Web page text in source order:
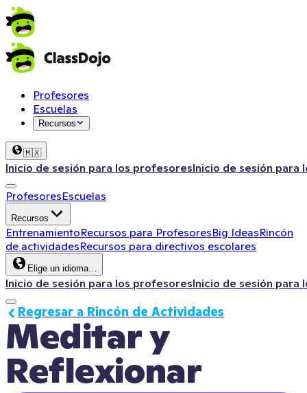
Profesores
Escuelas
Recursos
🇲🇽
Inicio de sesión para los profesoresInicio de sesión para
ProfesoresEscuelas
Recursos
EntrenamientoRecursos para ProfesoresBig IdeasRincón
de actividadesRecursos para directivos escolares
Elige un idioma…
Inicio de sesión para los profesoresInicio de sesión para
Meditar y
Reflexionar
Regresar a Rincón de Actividades